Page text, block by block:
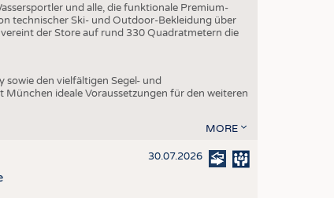
und alle, die funktionale Premium-
technischer Ski- und Outdoor-Bekleidung über
der Store auf rund 330 Quadratmetern die
den vielfältigen Segel- und
ideale Voraussetzungen für den weiteren
MORE
30.07.2026